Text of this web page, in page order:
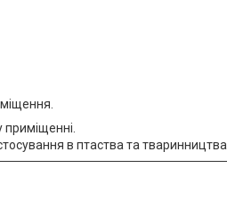
в птаства та тваринництва.